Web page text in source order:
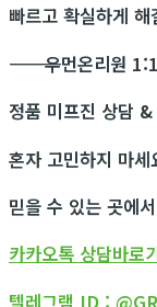
빠르고 확실하게
―――――――――――우먼온리원
정품 미프진 상담
혼자 고민하지 마세
믿을 수 있는 곳에
카카오톡 상담바로
텔레그램 ID :